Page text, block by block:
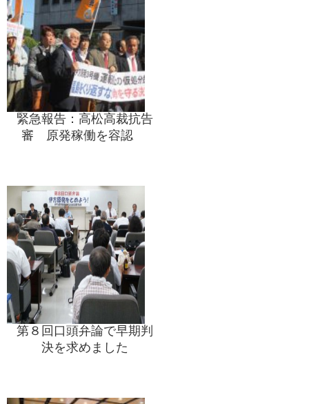
緊急報告：高松高裁抗告
審 原発稼働を容認
第８回口頭弁論で早期判
決を求めました